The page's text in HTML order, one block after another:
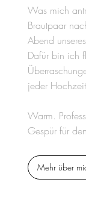
Was mich
Brautpaar
Abend
Dafür bin ich
jeder
Warm.
Gespür für
Mehr über